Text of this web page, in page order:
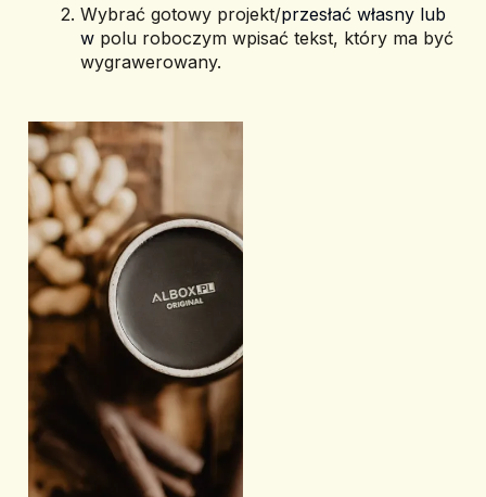
Wybrać gotowy projekt/przesłać własny lub
w polu roboczym wpisać tekst, który ma być
wygrawerowany.